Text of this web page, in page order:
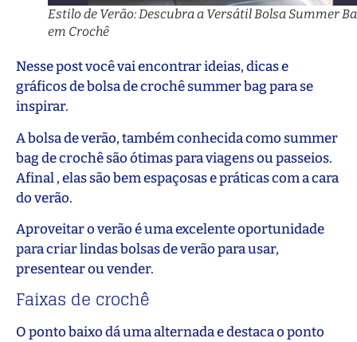
Estilo de Verão: Descubra a Versátil Bolsa Summer
em Crochê
Nesse post você vai encontrar ideias, dicas e
gráficos de bolsa de crochê summer bag para se
inspirar.
A bolsa de verão, também conhecida como summer
bag de crochê são ótimas para viagens ou passeios.
Afinal , elas são bem espaçosas e práticas com a cara
do verão.
Aproveitar o verão é uma excelente oportunidade
para criar lindas bolsas de verão para usar,
presentear ou vender.
Faixas de crochê
O ponto baixo dá uma alternada e destaca o ponto